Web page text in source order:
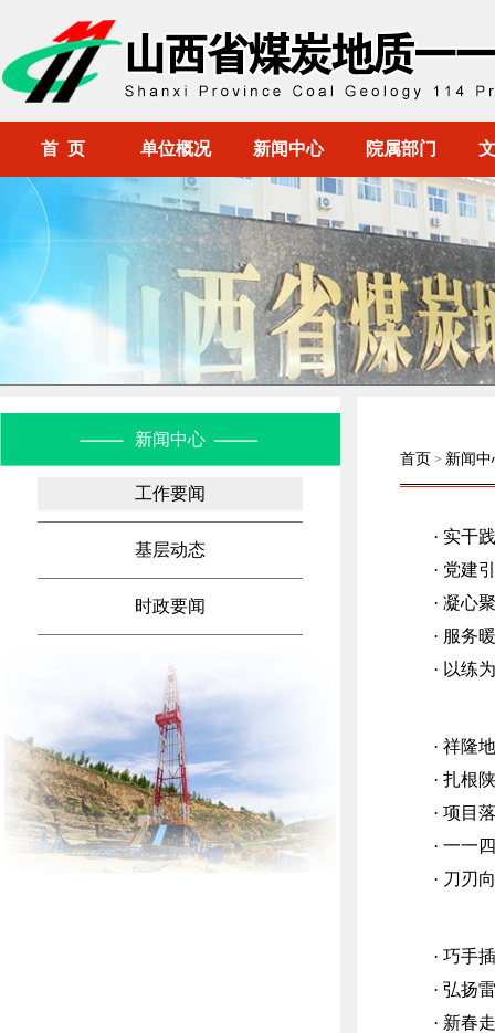
首 页 单位概况 新闻中心 院属部门
新闻中心
工作要闻
基层动态
时政要闻
首页 > 新闻中
· 实干
· 党建
· 凝心
· 服务
· 以练
· 祥隆
· 扎根
· 项目
· 一一
· 刀刃
· 巧手
· 弘扬
· 新春